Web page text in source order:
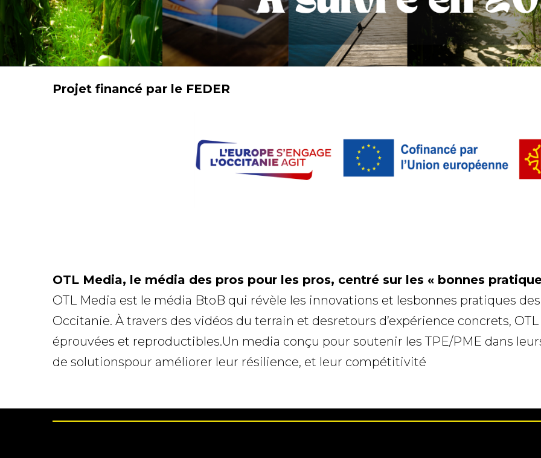
Projet financé par le FEDER
OTL Media, le média des pros pour les pros, centré sur les « bonnes
OTL Media est le média BtoB qui révèle les innovations et lesbonnes pratiques
Occitanie. À travers des vidéos du terrain et desretours d’expérience concrets,
éprouvées et reproductibles.Un media conçu pour soutenir les TPE/PME dans
de solutionspour améliorer leur résilience, et leur compétitivité